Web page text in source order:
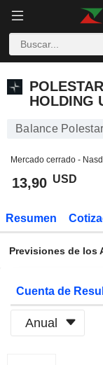
HOLDING
Balance
Mercado cerrado -
13,90 USD
Resumen
Previsiones de los
Cuenta de
Anual